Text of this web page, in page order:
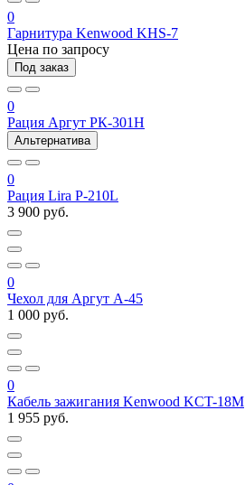
0
Гарнитура Kenwood KHS-7
Цена по запросу
Под заказ
0
Рация Аргут РК-301Н
Альтернатива
0
Рация Lira P-210L
3 900 руб.
0
Чехол для Аргут А-45
1 000 руб.
0
Кабель зажигания Kenwood KCT-18M
1 955 руб.